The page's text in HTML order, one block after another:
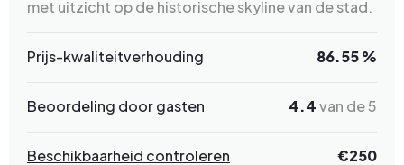
met uitzicht op de historische skyline van de stad.
Prijs-kwaliteitverhouding 86.55 %
Beoordeling door gasten 4.4van de 5
Beschikbaarheid controleren €250